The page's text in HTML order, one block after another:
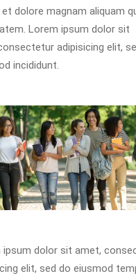
dolore magnam aliquam
Lorem ipsum dolor sit
adipisicing elit,
incididunt.
ipsum dolor sit amet,
elit, sed do eiusmod